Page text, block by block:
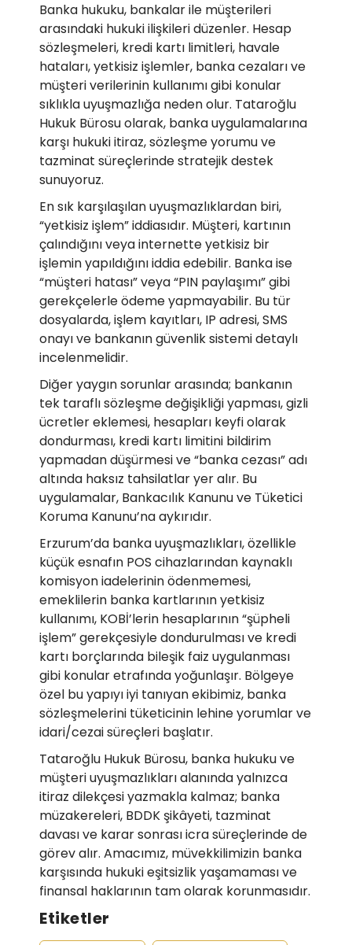
Banka hukuku, bankalar ile müşterileri
arasındaki hukuki ilişkileri düzenler. Hesap
sözleşmeleri, kredi kartı limitleri, havale
hataları, yetkisiz işlemler, banka cezaları ve
müşteri verilerinin kullanımı gibi konular
sıklıkla uyuşmazlığa neden olur. Tataroğlu
Hukuk Bürosu olarak, banka uygulamalarına
karşı hukuki itiraz, sözleşme yorumu ve
tazminat süreçlerinde stratejik destek
sunuyoruz.
En sık karşılaşılan uyuşmazlıklardan biri,
“yetkisiz işlem” iddiasıdır. Müşteri, kartının
çalındığını veya internette yetkisiz bir
işlemin yapıldığını iddia edebilir. Banka ise
“müşteri hatası” veya “PIN paylaşımı” gibi
gerekçelerle ödeme yapmayabilir. Bu tür
dosyalarda, işlem kayıtları, IP adresi, SMS
onayı ve bankanın güvenlik sistemi detaylı
incelenmelidir.
Diğer yaygın sorunlar arasında; bankanın
tek taraflı sözleşme değişikliği yapması, gizli
ücretler eklemesi, hesapları keyfi olarak
dondurması, kredi kartı limitini bildirim
yapmadan düşürmesi ve “banka cezası” adı
altında haksız tahsilatlar yer alır. Bu
uygulamalar, Bankacılık Kanunu ve Tüketici
Koruma Kanunu’na aykırıdır.
Erzurum’da banka uyuşmazlıkları, özellikle
küçük esnafın POS cihazlarından kaynaklı
komisyon iadelerinin ödenmemesi,
emeklilerin banka kartlarının yetkisiz
kullanımı, KOBİ’lerin hesaplarının “şüpheli
işlem” gerekçesiyle dondurulması ve kredi
kartı borçlarında bileşik faiz uygulanması
gibi konular etrafında yoğunlaşır. Bölgeye
özel bu yapıyı iyi tanıyan ekibimiz, banka
sözleşmelerini tüketicinin lehine yorumlar ve
idari/cezai süreçleri başlatır.
Tataroğlu Hukuk Bürosu, banka hukuku ve
müşteri uyuşmazlıkları alanında yalnızca
itiraz dilekçesi yazmakla kalmaz; banka
müzakereleri, BDDK şikâyeti, tazminat
davası ve karar sonrası icra süreçlerinde de
görev alır. Amacımız, müvekkilimizin banka
karşısında hukuki eşitsizlik yaşamaması ve
finansal haklarının tam olarak korunmasıdır.
Etiketler